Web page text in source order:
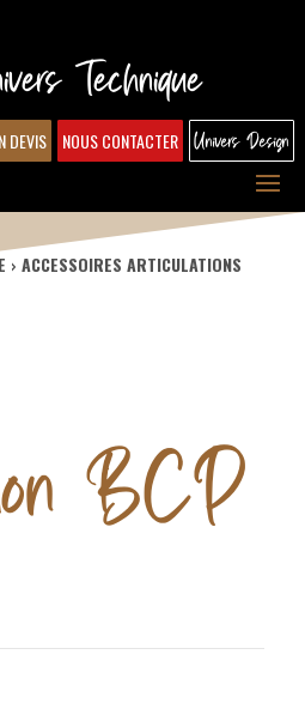
Technique
DEVIS NOUS CONTACTER Univers Design
ACCESSOIRES ARTICULATIONS
BCP